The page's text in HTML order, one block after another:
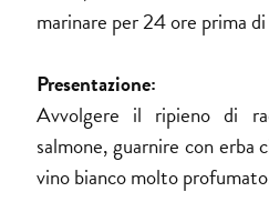
marinare per 24 ore prima
Presentazione:
Avvolgere il ripieno di
salmone, guarnire con erba
vino bianco molto